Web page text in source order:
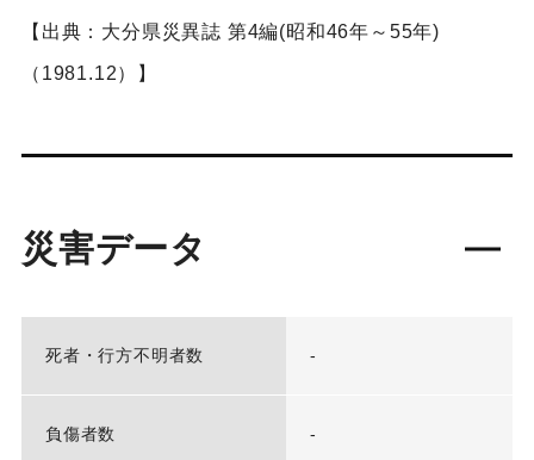
【出典：大分県災異誌 第4編(昭和46年～55年)
（1981.12）】
災害データ
死者・行方不明者数 -
負傷者数 -